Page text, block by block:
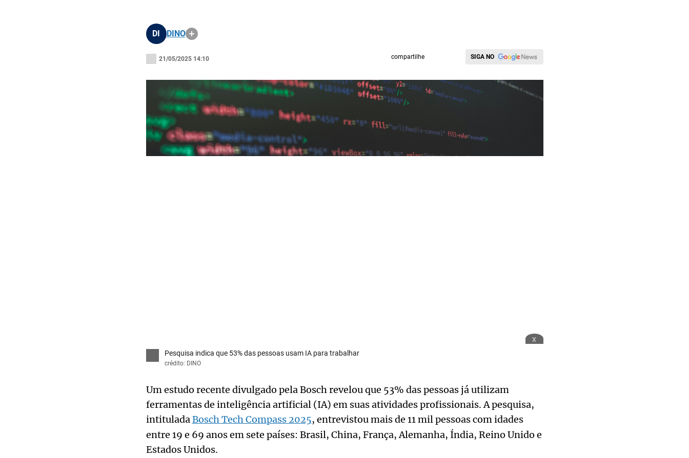
DI DINO
21/05/2025 14:10 compartilhe SIGA NO
x
Pesquisa indica que 53% das pessoas usam IA para trabalhar
crédito: DINO
Um estudo recente divulgado pela Bosch revelou que 53% das pessoas já utilizam
ferramentas de inteligência artificial (IA) em suas atividades profissionais. A pesquisa,
intituladaBosch Tech Compass 2025, entrevistou mais de 11 mil pessoas com idades
entre 19 e 69 anos em sete países: Brasil, China, França, Alemanha, Índia, Reino Unido e
Estados Unidos.